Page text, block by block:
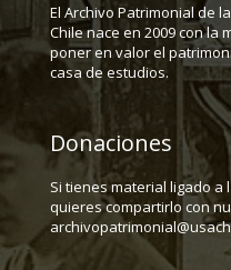
El Archivo Patrimonial de
Chile nace en 2009 con la
poner en valor el
casa de estudios.
Donaciones
Si tienes material ligado
quieres compartirlo con